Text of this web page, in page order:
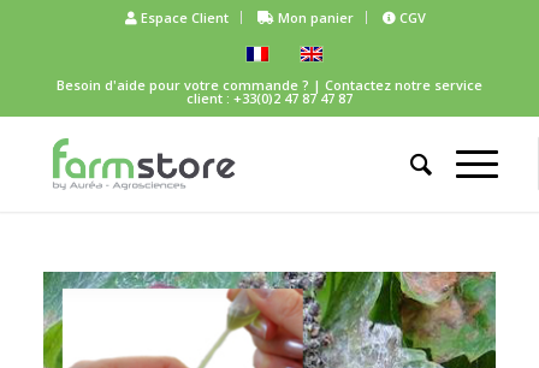
Espace Client Mon panier CGV
Besoin d'aide pour votre commande ? | Contactez notre service
client : +33(0)2 47 87 47 87